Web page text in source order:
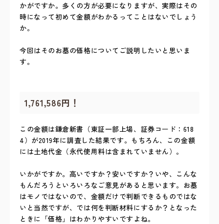
かがですか。多くの方が必要になりますが、実際はその
時になって初めて金額がわかるってことはないでしょう
か。
今回はそのお墓の価格についてご説明したいと思いま
す。
1,761,586円！
この金額は鎌倉新書（東証一部上場、証券コード：618
4）が2019年に調査した結果です。もちろん、この金額
には土地代金（永代使用料は含まれていません）。
いかがですか。高いですか？安いですか？いや、こんな
もんだろうといろいろなご意見があると思います。お墓
はモノではないので、金額だけで判断できるものではな
いと当然ですが、では何を判断材料にするか？となった
ときに「価格」はわかりやすいですよね。